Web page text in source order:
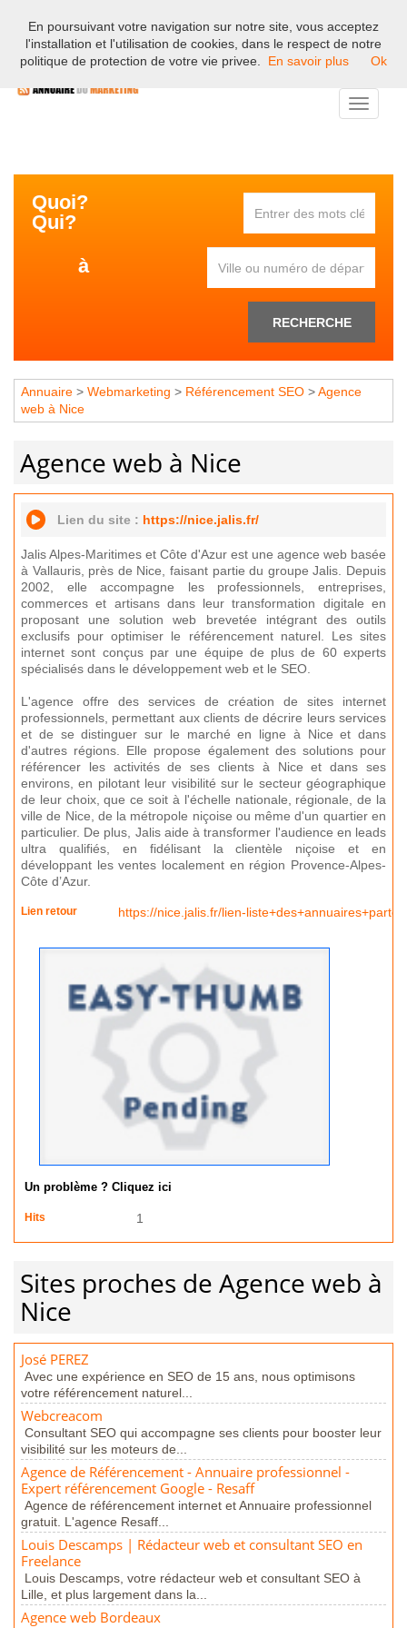
Bienvenue sur l'annuaire professionnel du marketing et de la
communication en France.
Toggle
Quoi?
Qui?
à
RECHERCHE
Annuaire > Webmarketing > Référencement SEO >Agence
web à Nice
Agence web à Nice
Lien du site : https://nice.jalis.fr/
​Jalis Alpes-Maritimes et Côte d'Azur est une agence web basée
à Vallauris, près de Nice, faisant partie du groupe Jalis. Depuis
2002, elle accompagne les professionnels, entreprises,
commerces et artisans dans leur transformation digitale en
proposant une solution web brevetée intégrant des outils
exclusifs pour optimiser le référencement naturel. Les sites
internet sont conçus par une équipe de plus de 60 experts
spécialisés dans le développement web et le SEO. ​
L'agence offre des services de création de sites internet
professionnels, permettant aux clients de décrire leurs services
et de se distinguer sur le marché en ligne à Nice et dans
d'autres régions. Elle propose également des solutions pour
référencer les activités de ses clients à Nice et dans ses
environs, en pilotant leur visibilité sur le secteur géographique
de leur choix, que ce soit à l'échelle nationale, régionale, de la
ville de Nice, de la métropole niçoise ou même d'un quartier en
particulier. De plus, Jalis aide à transformer l'audience en leads
ultra qualifiés, en fidélisant la clientèle niçoise et en
développant les ventes localement en région Provence-Alpes-
Côte d’Azur.
Lien retour https://nice.jalis.fr/lien-
Un problème ? Cliquez ici
Hits 1
Sites proches de Agence web à
Nice
José PEREZ
Avec une expérience en SEO de 15 ans, nous optimisons
votre référencement naturel...
Webcreacom
Consultant SEO qui accompagne ses clients pour booster leur
visibilité sur les moteurs de...
Agence de Référencement - Annuaire professionnel -
Expert référencement Google - Resaff
Agence de référencement internet et Annuaire professionnel
gratuit. L'agence Resaff...
Louis Descamps | Rédacteur web et consultant SEO en
Freelance
Louis Descamps, votre rédacteur web et consultant SEO à
Lille, et plus largement dans la...
Agence web Bordeaux
En poursuivant votre navigation sur notre site, vous acceptez
l'installation et l'utilisation de cookies, dans le respect de notre
politique de protection de votre vie privee.
En savoir plus Ok